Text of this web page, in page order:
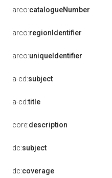
arco:catalogueNumber
arco:regionIdentifier
arco:uniqueIdentifier
a-cd:subject
a-cd:title
core:description
dc:subject
dc:coverage